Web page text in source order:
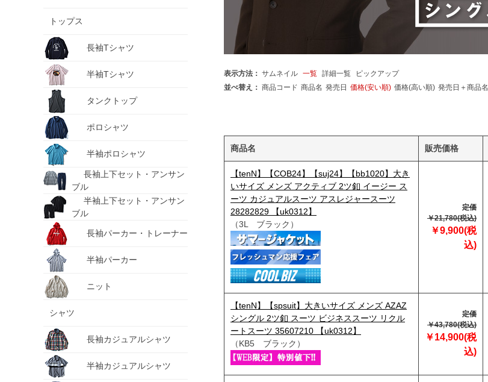
トップス
長袖Tシャツ
半袖Tシャツ
タンクトップ
ポロシャツ
半袖ポロシャツ
長袖上下セット・アンサン
ブル
半袖上下セット・アンサン
ブル
長袖パーカー・トレーナー
半袖パーカー
ニット
シャツ
長袖カジュアルシャツ
半袖カジュアルシャツ
表示方法： サムネイル 一覧 詳細一覧
ピックアップ
並べ替え： 商品コード 商品名 発売日 価格(安い順) 価格(高い順) 発売日＋商品名
商品名 販売価格
【tenN】【COB24】【suj24】【bb1020】大き
いサイズ メンズ アクティブ 2ツ釦 イージー ス
ーツ カジュアルスーツ アスレジャースーツ
28282829 【uk0312】
（3L ブラック）
定価
￥21,780(税込)
￥9,900(税
込)
【tenN】【spsuit】大きいサイズ メンズ AZAZ
シングル 2ツ釦 スーツ ビジネススーツ リクル
ートスーツ 35607210 【uk0312】
（KB5 ブラック）
定価
￥43,780(税込)
￥14,900(税
込)